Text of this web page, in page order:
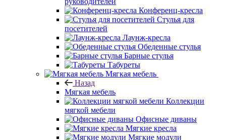
Конференц-кресла
Стулья для
посетителей
Лаунж-кресла
Обеденные стулья
Барные стулья
Табуреты
Мягкая мебель
Назад
Мягкая мебель
Коллекции
мягкой мебели
Офисные диваны
Мягкие кресла
Мягкие модули